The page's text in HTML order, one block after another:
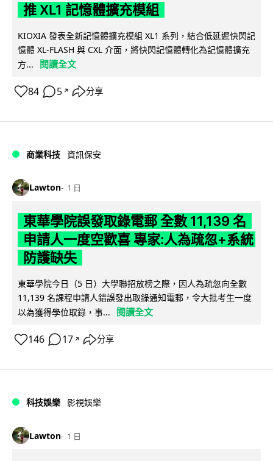
推 XL1 記憶體擴充模組
KIOXIA 發表全新記憶體擴充模組 XL1 系列，結合低延遲快閃記
憶體 XL-FLASH 與 CXL 介面，將快閃記憶體轉化為記憶體擴充
方...
閱讀全文
84 5 ↗ 分享
商業科技 資訊保安
Lawton 1 日
東華學院誤發取錄電郵 全數 11,139 名
申請人一度空歡喜 專家:人為疏忽+系統
防護缺失
東華學院今日（5 日）大學聯招放榜之際，因人為疏忽向全數
11,139 名課程申請人錯誤發出取錄通知電郵，令大批考生一度
以為獲得學位取錄，事...
閱讀全文
146 17 ↗ 分享
科技娛樂 影視娛樂
Lawton 1 日